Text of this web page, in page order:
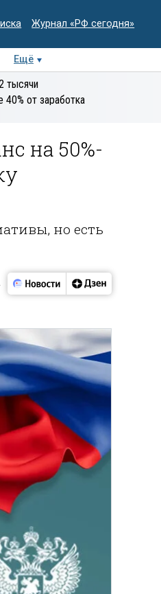
Журнал «РФ сегодня»
Ещё
экспертиза
тысячи
от заработка
на 50%-
но есть